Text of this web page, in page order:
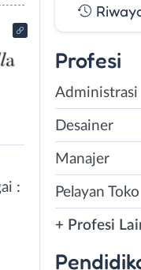
:
Profesi
Administrasi
Desainer
Manajer
Pelayan Toko
+ Profesi